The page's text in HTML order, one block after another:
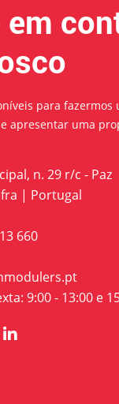
em
para fazermos
apresentar uma
n. 29 r/c - Paz
| Portugal
660
9:00 - 13:00 e